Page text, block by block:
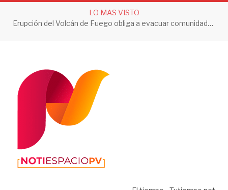
LO MAS VISTO
Erupción del Volcán de Fuego obliga a evacuar comunidades y mantiene en alerta a Guatemala